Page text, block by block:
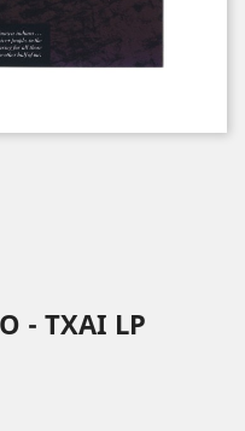
- TXAI LP